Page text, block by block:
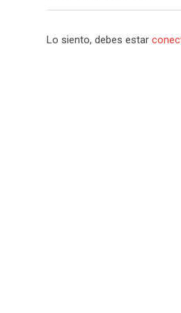
Lo siento, debes estar